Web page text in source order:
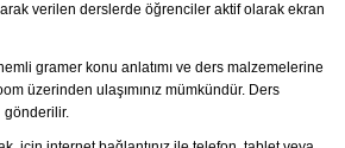
verilen derslerde öğrenciler aktif olarak ekran
gramer konu anlatımı ve ders malzemelerine
üzerinden ulaşımınız mümkündür. Ders